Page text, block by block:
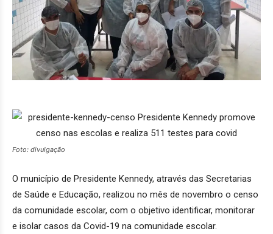
Foto: divulgação
O município de Presidente Kennedy, através das Secretarias
de Saúde e Educação, realizou no mês de novembro o censo
da comunidade escolar, com o objetivo identificar, monitorar
e isolar casos da Covid-19 na comunidade escolar.